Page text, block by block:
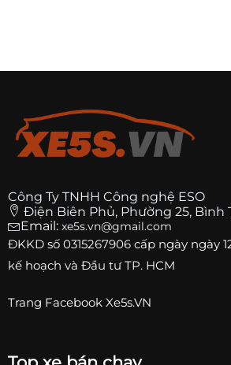
Chất lượng gần tương đương chính
3. Hàng aftermarket giá rẻ
Giá rất rẻ
Dễ lỗi motor, bạc màu
Bạn nên tránh loại thứ 3 nếu muốn
5.2. Những rủi ro khi thay
Lắp sai kỹ thuật gây rung
Lỗi điện sau một thời gian
Công Ty TNHH Công nghệ ESO
Điện Biên Phủ, Phường 25, Bình
Email: xe5s.vn@gmail.com
ĐKKD số 0315267906 cấp ngày ngày
kế hoạch và Đầu tư TP. HCM
Trang Facebook Xe5s.VN